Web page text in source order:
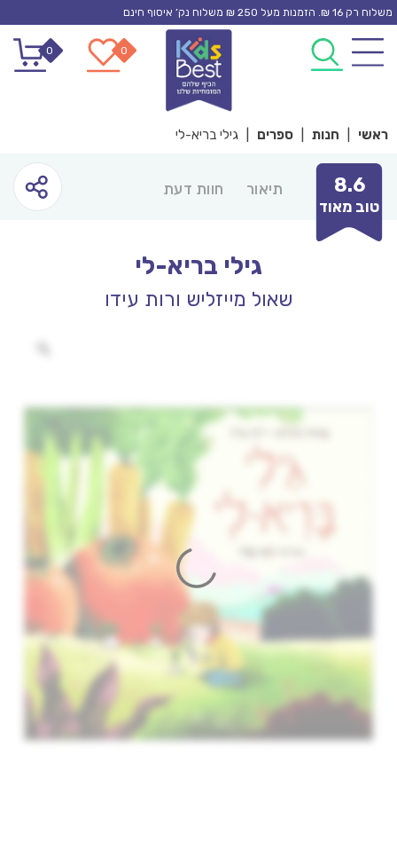
Skip
content
משלוח רק 16 ₪. הזמנות מעל 250 ₪ משלוח נק’ איסוף חינם
0
0
ראשי חנות ספרים גילי בריא-לי
8.6
טוב מאוד
תיאור חוות דעת
גילי בריא-לי
שאול מייזליש ורות עידו